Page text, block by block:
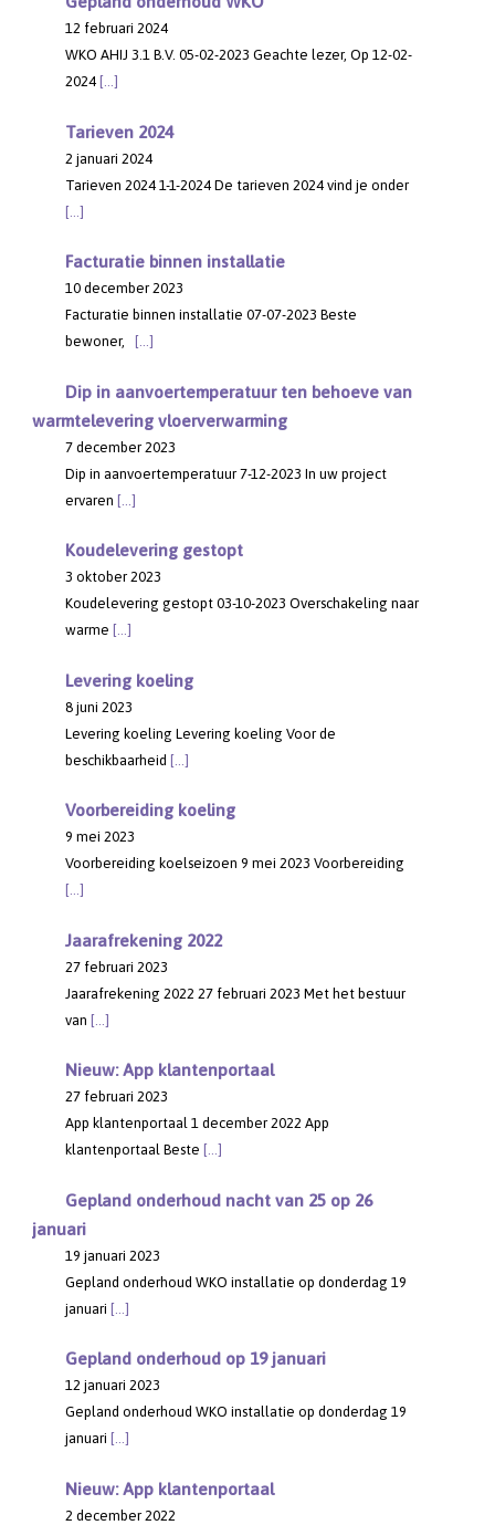
12 februari 2024
WKO AHIJ 3.1 B.V. 05-02-2023 Geachte lezer, Op 12-02-
2024 […]
Tarieven 2024
2 januari 2024
Tarieven 2024 1-1-2024 De tarieven 2024 vind je onder
[…]
Facturatie binnen installatie
10 december 2023
Facturatie binnen installatie 07-07-2023 Beste
bewoner,
[…]
Dip in aanvoertemperatuur ten behoeve van
warmtelevering vloerverwarming
7 december 2023
Dip in aanvoertemperatuur 7-12-2023 In uw project
ervaren […]
Koudelevering gestopt
3 oktober 2023
Koudelevering gestopt 03-10-2023 Overschakeling naar
warme […]
Levering koeling
8 juni 2023
Levering koeling Levering koeling Voor de
beschikbaarheid […]
Voorbereiding koeling
9 mei 2023
Voorbereiding koelseizoen 9 mei 2023 Voorbereiding
[…]
Jaarafrekening 2022
27 februari 2023
Jaarafrekening 2022 27 februari 2023 Met het bestuur
van […]
Nieuw: App klantenportaal
27 februari 2023
App klantenportaal 1 december 2022 App
klantenportaal Beste […]
Gepland onderhoud nacht van 25 op 26
januari
19 januari 2023
Gepland onderhoud WKO installatie op donderdag 19
januari […]
Gepland onderhoud op 19 januari
12 januari 2023
Gepland onderhoud WKO installatie op donderdag 19
januari […]
Nieuw: App klantenportaal
2 december 2022